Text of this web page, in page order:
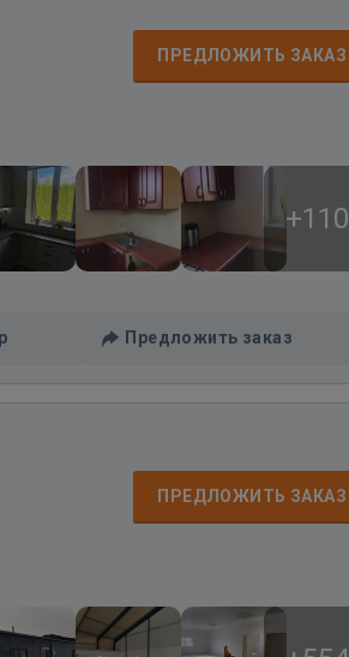
ПРЕДЛОЖИТЬ ЗАКАЗ
+110
Предложить заказ
ПРЕДЛОЖИТЬ ЗАКАЗ